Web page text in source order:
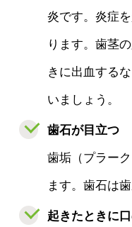
炎です。炎症
ります。歯茎
きに出血する
いましょう。
歯石が目立つ
歯垢（プラー
ます。歯石は
起きたときに